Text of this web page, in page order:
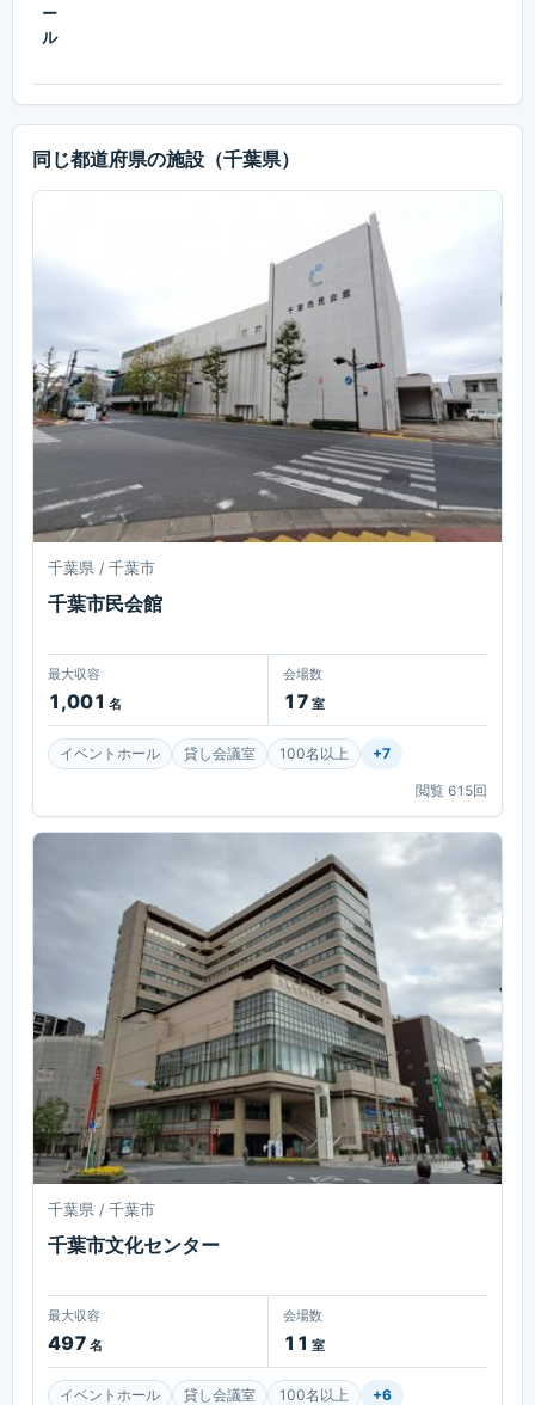
ー
ル
同じ都道府県の施設 （千葉県）
千葉県 / 千葉市
千葉市民会館
最大収容
1,001 名
会場数
17 室
イベントホール 貸し会議室 100名以上 +7
閲覧 615回
千葉県 / 千葉市
千葉市文化センター
最大収容
497 名
会場数
11 室
イベントホール 貸し会議室 100名以上 +6